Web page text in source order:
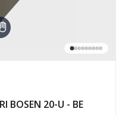
20-U - BE